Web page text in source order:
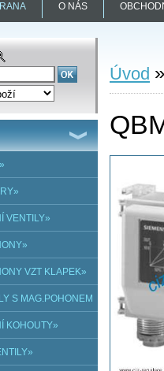
O NÁS
VENTILY»
VZT KLAPEK»
S MAG.POHONEM
KOHOUTY»
Úvod »